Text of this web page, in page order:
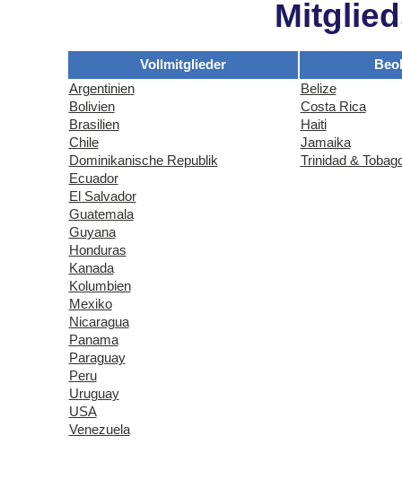
Vollmitglieder
Argentinien
Belize
Bolivien
Costa Rica
Brasilien
Haiti
Chile
Jamaika
Dominikanische Republik
Trinidad &
Ecuador
El Salvador
Guatemala
Guyana
Honduras
Kanada
Kolumbien
Mexiko
Nicaragua
Panama
Paraguay
Peru
Uruguay
USA
Venezuela